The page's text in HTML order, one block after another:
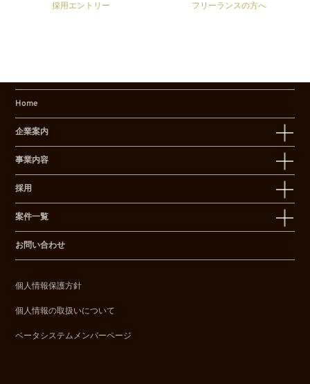
採用エントリー フリーランスの方へ
Home
企業案内
事業内容
採用
案件一覧
お問い合わせ
個人情報保護方針
個人情報の取扱いについて
ベータシステムメンバーページ